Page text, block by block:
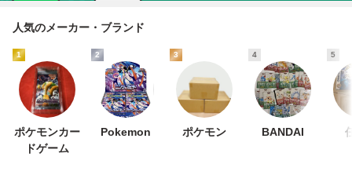
人気のメーカー・ブランド
1
ポケモンカー
ドゲーム
2
Pokemon
3
ポケモン
4
BANDAI
5